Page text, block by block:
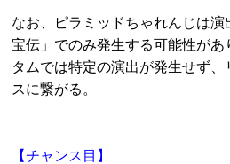
なお、ピラミッドちゃれんじは
宝伝」でのみ発生する可能性があ
タムでは特定の演出が発生せず
スに繋がる。
【チャンス目】